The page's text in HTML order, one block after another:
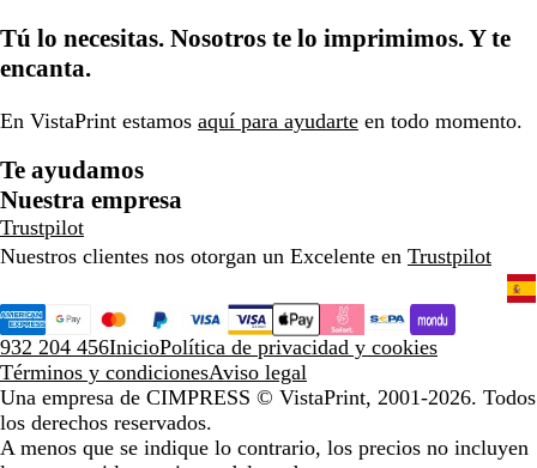
Tú lo necesitas. Nosotros te lo imprimimos. Y te
encanta.
En VistaPrint estamos aquí para ayudarte en todo momento.
Te ayudamos
Nuestra empresa
Trustpilot
Nuestros clientes nos otorgan un Excelente en Trustpilot
932 204 456InicioPolítica de privacidad y cookies
Términos y condicionesAviso legal
Una empresa de CIMPRESS © VistaPrint, 2001-2026. Todos
los derechos reservados.
A menos que se indique lo contrario, los precios no incluyen